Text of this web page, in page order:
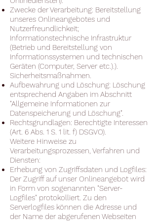
Zwecke der Verarbeitung: Bereitstellung
unseres Onlineangebotes und
Nutzerfreundlichkeit;
Informationstechnische Infrastruktur
(Betrieb und Bereitstellung von
Informationssystemen und technischen
Geräten (Computer, Server etc.).).
Sicherheitsmaßnahmen.
Aufbewahrung und Löschung: Löschung
entsprechend Angaben im Abschnitt
"Allgemeine Informationen zur
Datenspeicherung und Löschung".
Rechtsgrundlagen: Berechtigte Interessen
(Art. 6 Abs. 1 S. 1 lit. f) DSGVO).
Weitere Hinweise zu
Verarbeitungsprozessen, Verfahren und
Diensten:
Erhebung von Zugriffsdaten und Logfiles:
Der Zugriff auf unser Onlineangebot wird
in Form von sogenannten "Server-
Logfiles" protokolliert. Zu den
Serverlogfiles können die Adresse und
der Name der abgerufenen Webseiten